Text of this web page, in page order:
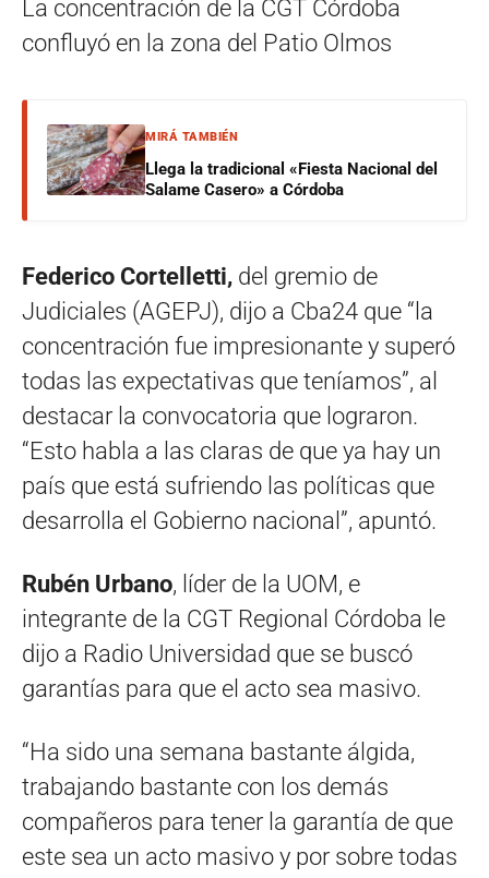
La concentración de la CGT Córdoba
confluyó en la zona del Patio Olmos
MIRÁ TAMBIÉN
Llega la tradicional «Fiesta Nacional del
Salame Casero» a Córdoba
Federico Cortelletti, del gremio de
Judiciales (AGEPJ), dijo a Cba24 que “la
concentración fue impresionante y superó
todas las expectativas que teníamos”, al
destacar la convocatoria que lograron.
“Esto habla a las claras de que ya hay un
país que está sufriendo las políticas que
desarrolla el Gobierno nacional”, apuntó.
Rubén Urbano, líder de la UOM, e
integrante de la CGT Regional Córdoba le
dijo a Radio Universidad que se buscó
garantías para que el acto sea masivo.
“Ha sido una semana bastante álgida,
trabajando bastante con los demás
compañeros para tener la garantía de que
este sea un acto masivo y por sobre todas